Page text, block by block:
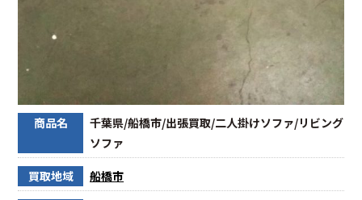
商品名
千葉県/船橋市/出張買取/二人掛けソファ/リビング
ソファ
買取地域 船橋市